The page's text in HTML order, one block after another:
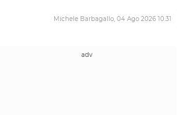
Michele Barbagallo, 04 Ago 2026 10:31